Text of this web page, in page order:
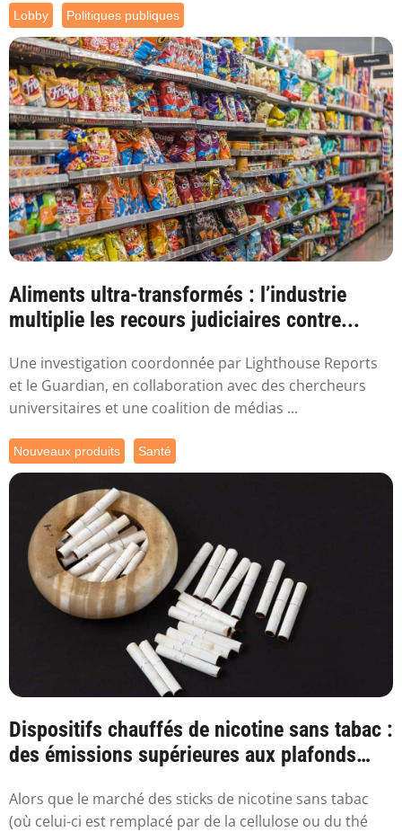
Lobby Politiques publiques
Aliments ultra-transformés : l’industrie
multiplie les recours judiciaires contre...
Une investigation coordonnée par Lighthouse Reports
et le Guardian, en collaboration avec des chercheurs
universitaires et une coalition de médias ...
Nouveaux produits Santé
Dispositifs chauffés de nicotine sans tabac :
des émissions supérieures aux plafonds
Alors que le marché des sticks de nicotine sans tabac
(où celui-ci est remplacé par de la cellulose ou du thé